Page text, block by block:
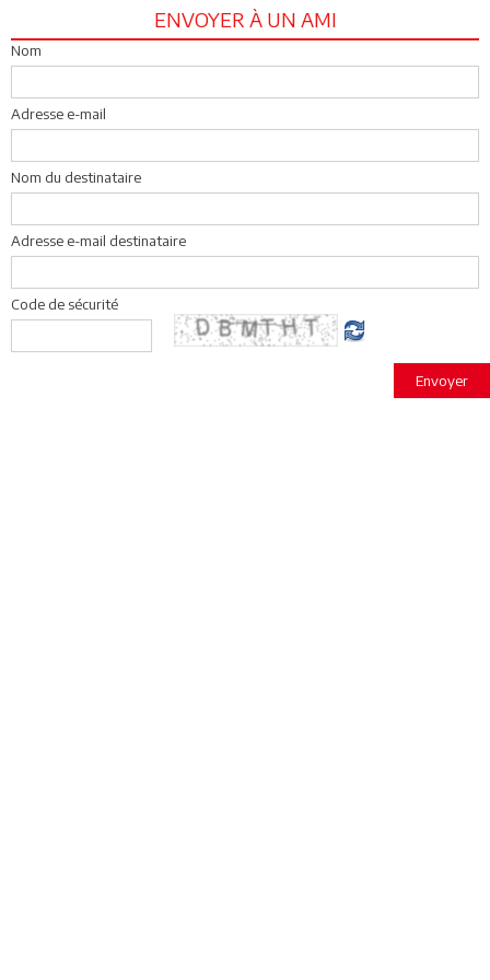
ENVOYER À UN AMI
Nom
Adresse e-mail
Nom du destinataire
Adresse e-mail destinataire
Code de sécurité
Envoyer